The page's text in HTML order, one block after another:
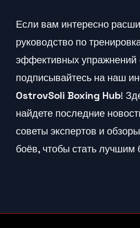
Если вам интересно
руководство по
эффективных
подписывайтесь на наш
OstrovSoli Boxing Hub!
найдете последние
советы экспертов и
боёв, чтобы стать лучшим